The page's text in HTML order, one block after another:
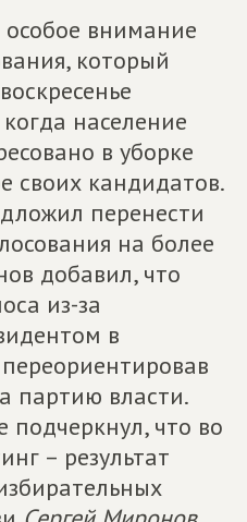
внимание
который
население
в уборке
своих кандидатов.
перенести
на более
добавил, что
из-за
в
партию власти.
что во
– результат